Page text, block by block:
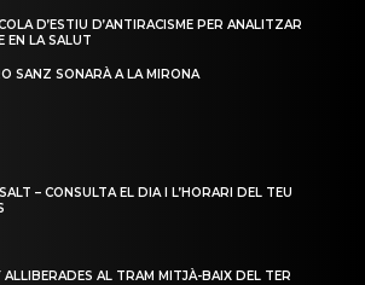
D’ESTIU D’ANTIRACISME PER ANALITZAR
EN LA SALUT
SANZ SONARÀ A LA MIRONA
– CONSULTA EL DIA I L’HORARI DEL TEU
ALLIBERADES AL TRAM MITJÀ-BAIX DEL TER